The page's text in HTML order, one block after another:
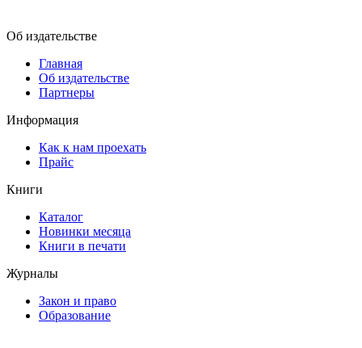
Об издательстве
Главная
Об издательстве
Партнеры
Информация
Как к нам проехать
Прайс
Книги
Каталог
Новинки месяца
Книги в печати
Журналы
Закон и право
Образование